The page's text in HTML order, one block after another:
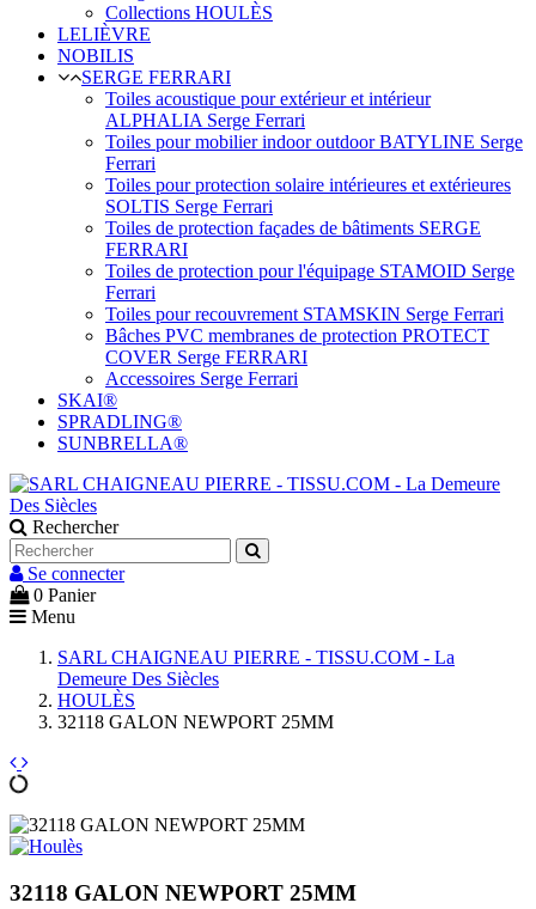
Collections HOULÈS
LELIÈVRE
NOBILIS
SERGE FERRARI
Toiles acoustique pour extérieur et intérieur
ALPHALIA Serge Ferrari
Toiles pour mobilier indoor outdoor BATYLINE Serge
Ferrari
Toiles pour protection solaire intérieures et extérieures
SOLTIS Serge Ferrari
Toiles de protection façades de bâtiments SERGE
FERRARI
Toiles de protection pour l'équipage STAMOID Serge
Ferrari
Toiles pour recouvrement STAMSKIN Serge Ferrari
Bâches PVC membranes de protection PROTECT
COVER Serge FERRARI
Accessoires Serge Ferrari
SKAI®
SPRADLING®
SUNBRELLA®
Rechercher
Se connecter
0 Panier
Menu
SARL CHAIGNEAU PIERRE - TISSU.COM - La
Demeure Des Siècles
HOULÈS
32118 GALON NEWPORT 25MM
32118 GALON NEWPORT 25MM